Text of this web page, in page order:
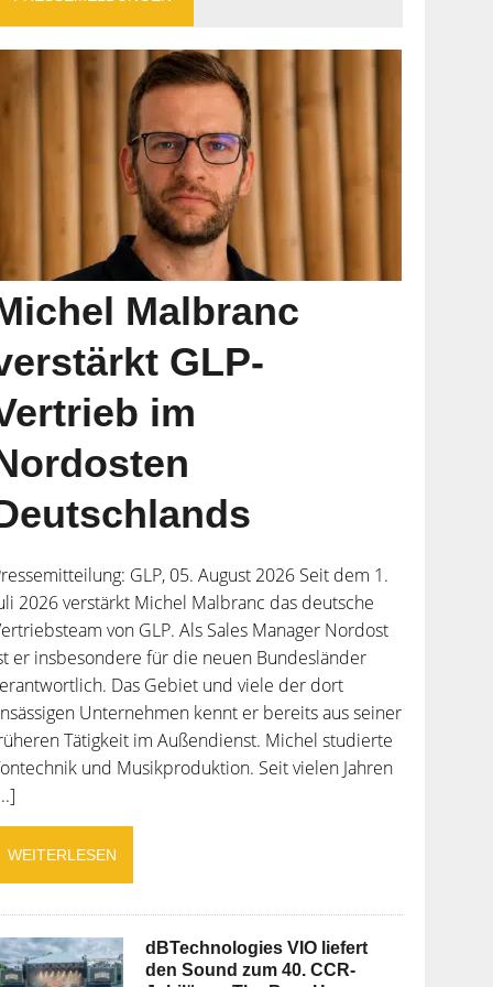
Malbranc
GLP-
im
GLP, 05. August 2026 Seit dem 1.
2026 verstärkt Michel Malbranc das deutsche
von GLP. Als Sales Manager Nordost
er insbesondere für die neuen Bundesländer
Das Gebiet und viele der dort
Unternehmen kennt er bereits aus seiner
Tätigkeit im Außendienst. Michel studierte
und Musikproduktion. Seit vielen Jahren
WEITERLESEN
dBTechnologies VIO liefert
den Sound zum 40. CCR-